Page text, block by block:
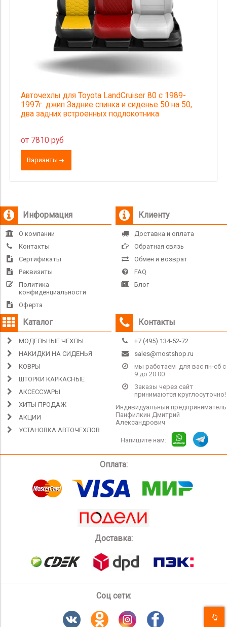
Авточехлы для Toyota LandCruiser 80 с 1989-
1997г. джип Задние спинка и сиденье 50 на 50,
два задних встроенных подлокотника
от 7810 руб
Варианты
Информация
О компании
Контакты
Сертификаты
Реквизиты
Политика
конфиденциальности
Оферта
Клиенту
Доставка и оплата
Обратная связь
Обмен и возврат
FAQ
Блог
Каталог
МОДЕЛЬНЫЕ ЧЕХЛЫ
НАКИДКИ НА СИДЕНЬЯ
КОВРЫ
ШТОРКИ КАРКАСНЫЕ
АКСЕССУАРЫ
ХИТЫ ПРОДАЖ
АКЦИИ
УСТАНОВКА АВТОЧЕХЛОВ
Контакты
+7 (495) 134-52-72
sales@mostshop.ru
мы работаем для вас пн-сб с
9 до 20:00
Заказы через сайт
принимаются круглосуточно!
Индивидуальный предприниматель
Панфилкин Дмитрий
Александрович
Напишите нам:
Оплата:
Доставка:
Соц сети: